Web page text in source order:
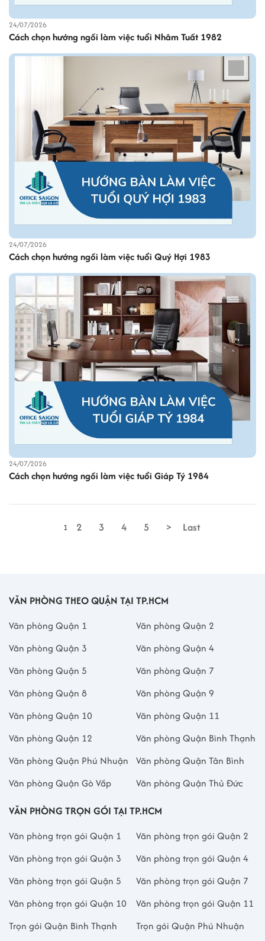
24/07/2026
Cách chọn hướng ngồi làm việc tuổi Nhâm Tuất 1982
24/07/2026
Cách chọn hướng ngồi làm việc tuổi Quý Hợi 1983
24/07/2026
Cách chọn hướng ngồi làm việc tuổi Giáp Tý 1984
1 2 3 4 5 > Last
VĂN PHÒNG THEO QUẬN TẠI TP.HCM
Văn phòng Quận 1
Văn phòng Quận 2
Văn phòng Quận 3
Văn phòng Quận 4
Văn phòng Quận 5
Văn phòng Quận 7
Văn phòng Quận 8
Văn phòng Quận 9
Văn phòng Quận 10
Văn phòng Quận 11
Văn phòng Quận 12
Văn phòng Quận Bình Thạnh
Văn phòng Quận Phú Nhuận
Văn phòng Quận Tân Bình
Văn phòng Quận Gò Vấp
Văn phòng Quận Thủ Đức
VĂN PHÒNG TRỌN GÓI TẠI TP.HCM
Văn phòng trọn gói Quận 1
Văn phòng trọn gói Quận 2
Văn phòng trọn gói Quận 3
Văn phòng trọn gói Quận 4
Văn phòng trọn gói Quận 5
Văn phòng trọn gói Quận 7
Văn phòng trọn gói Quận 10
Văn phòng trọn gói Quận 11
Trọn gói Quận Bình Thạnh
Trọn gói Quận Phú Nhuận